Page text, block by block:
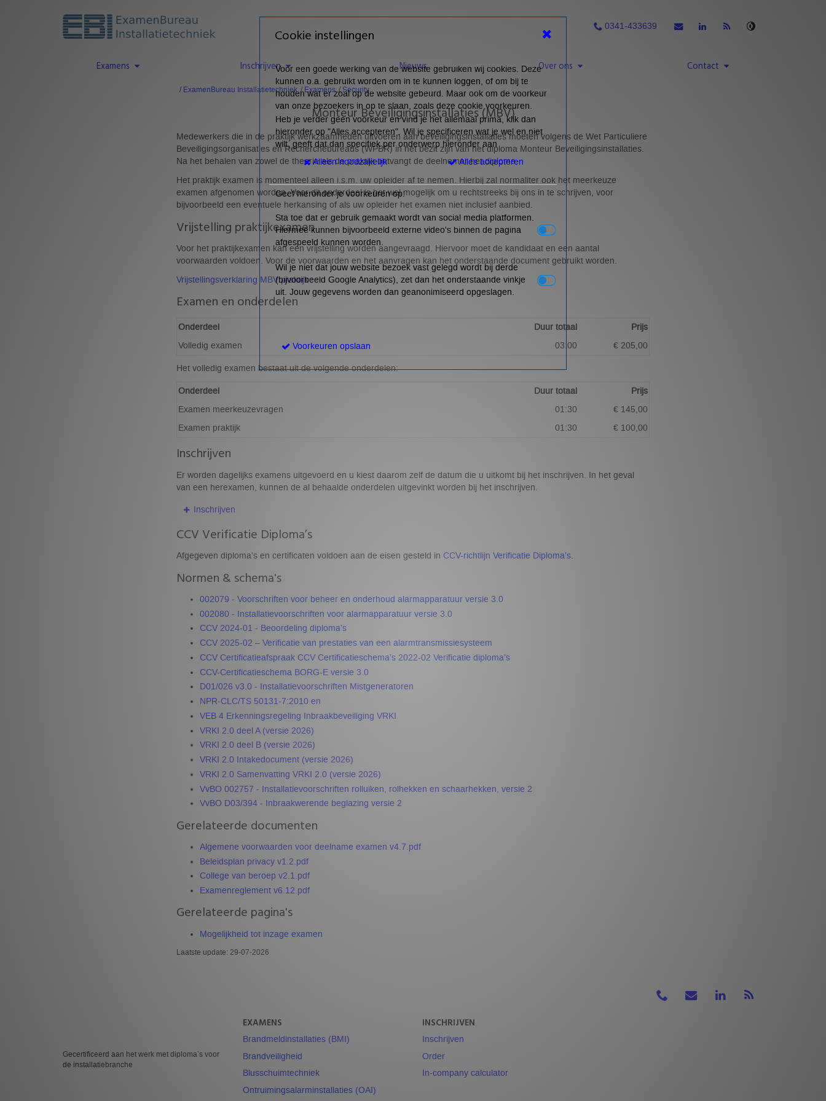
0341-433639
Examens Inschrijven Nieuws Over ons Contact
ExamenBureau Installatietechniek Examens Security
Monteur Beveiligingsinstallaties (MBV)
Medewerkers die in de praktijk werkzaamheden uitvoeren aan beveiligingsinstallaties moeten volgens de Wet Particuliere
Beveiligingsorganisaties en Recherchebureaus (WPBR) in het bezit zijn van het diploma Monteur Beveiligingsinstallaties.
Na het behalen van zowel de theorie als de praktijk ontvangt de deelnemer het diploma.
Het praktijk examen is momenteel alleen i.s.m. uw opleider af te nemen. Hierbij zal normaliter ook het meerkeuze
examen afgenomen worden. Voor dit onderdeel is het wel mogelijk om u rechtstreeks bij ons in te schrijven, voor
bijvoorbeeld een eventuele herkansing of als uw opleider het examen niet inclusief aanbied.
Vrijstelling praktijkexamen
Voor het praktijkexamen kan een vrijstelling worden aangevraagd. Hiervoor moet de kandidaat en een aantal
voorwaarden voldoen. Voor de voorwaarden en het aanvragen kan het onderstaande document gebruikt worden.
Vrijstellingsverklaring MBV praktijk
Examen en onderdelen
Onderdeel Duur totaal
Prijs
Volledig examen
03:00 € 205,00
Het volledig examen bestaat uit de volgende onderdelen:
Onderdeel Duur totaal
Prijs
Examen meerkeuzevragen
01:30
€ 145,00
Examen praktijk
01:30 € 100,00
Inschrijven
Er worden dagelijks examens uitgevoerd en u kiest daarom zelf de datum die u uitkomt bij het inschrijven. In het geval
van een herexamen, kunnen de al behaalde onderdelen uitgevinkt worden bij het inschrijven.
Inschrijven
CCV Verificatie Diploma’s
Afgegeven diploma's en certificaten voldoen aan de eisen gesteld in CCV-richtlijn Verificatie Diploma’s.
Normen & schema's
002079 - Voorschriften voor beheer en onderhoud alarmapparatuur versie 3.0
002080 - Installatievoorschriften voor alarmapparatuur versie 3.0
CCV 2024-01 - Beoordeling diploma’s
CCV 2025-02 – Verificatie van prestaties van een alarmtransmissiesysteem
CCV Certificatieafspraak CCV Certificatieschema’s 2022-02 Verificatie diploma’s
CCV-Certificatieschema BORG-E versie 3.0
D01/026 v3.0 - Installatievoorschriften Mistgeneratoren
NPR-CLC/TS 50131-7:2010 en
VEB 4 Erkenningsregeling Inbraakbeveiliging VRKI
VRKI 2.0 deel A (versie 2026)
VRKI 2.0 deel B (versie 2026)
VRKI 2.0 Intakedocument (versie 2026)
VRKI 2.0 Samenvatting VRKI 2.0 (versie 2026)
VvBO 002757 - Installatievoorschriften rolluiken, rolhekken en schaarhekken, versie 2
VvBO D03/394 - Inbraakwerende beglazing versie 2
Gerelateerde documenten
Algemene voorwaarden voor deelname examen v4.7.pdf
Beleidsplan privacy v1.2.pdf
College van beroep v2.1.pdf
Examenreglement v6.12.pdf
Gerelateerde pagina's
Mogelijkheid tot inzage examen
Laatste update: 29-07-2026
Gecertificeerd aan het werk met diploma’s voor
de installatiebranche
EXAMENS
Brandmeldinstallaties (BMI)
Brandveiligheid
Blusschuimtechniek
Ontruimingsalarminstallaties (OAI)
INSCHRIJVEN
Inschrijven
Order
In-company calculator
Cookie instellingen
Voor een goede werking van de website gebruiken wij cookies. Deze
kunnen o.a. gebruikt worden om in te kunnen loggen, of om bij te
houden wat er zoal op de website gebeurd. Maar ook om de voorkeur
van onze bezoekers in op te slaan, zoals deze cookie voorkeuren.
Heb je verder geen voorkeur en vind je het allemaal prima, klik dan
hieronder op "Alles accepteren". Wil je specificeren wat je wel en niet
wilt, geeft dat dan specifiek per onderwerp hieronder aan
Alleen noodzakelijk
Alles accepteren
Geef hieronder je voorkeuren op:
Sta toe dat er gebruik gemaakt wordt van social media platformen.
Hiermee kunnen bijvoorbeeld externe video's binnen de pagina
afgespeeld kunnen worden.
Wil je niet dat jouw website bezoek vast gelegd wordt bij derde
(bijvoorbeeld Google Analytics), zet dan het onderstaande vinkje
uit. Jouw gegevens worden dan geanonimiseerd opgeslagen.
Voorkeuren opslaan